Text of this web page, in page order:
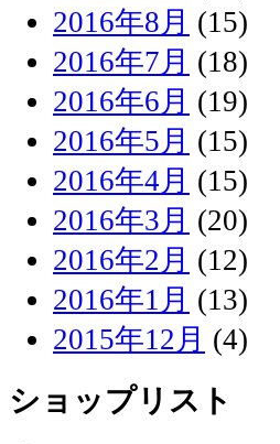
2016年8月 (15)
2016年7月 (18)
2016年6月 (19)
2016年5月 (15)
2016年4月 (15)
2016年3月 (20)
2016年2月 (12)
2016年1月 (13)
2015年12月 (4)
ショップリスト